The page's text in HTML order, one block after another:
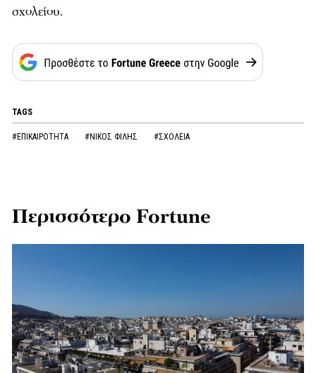
σχολείου.
TAGS
#ΕΠΙΚΑΙΡΟΤΗΤΑ #ΝΙΚΟΣ ΦΙΛΗΣ #ΣΧΟΛΕΙΑ
Περισσότερο Fortune